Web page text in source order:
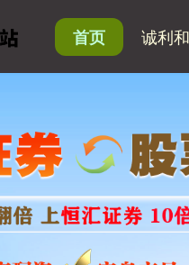
首页 诚利